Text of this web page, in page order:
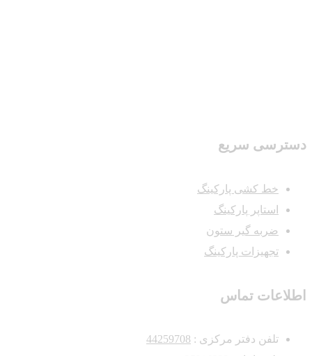
دسترسی سریع
خط کشی پارکینگ
استاپر پارکینگ
ضربه گیر ستون
تجهیزات پارکینگ
اطلاعات تماس
تلفن دفتر مرکزی :‌ 44259708